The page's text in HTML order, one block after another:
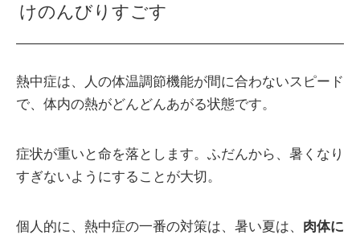
けのんびりすごす
熱中症は、人の体温調節機能が間に合わないスピード
で、体内の熱がどんどんあがる状態です。
症状が重いと命を落とします。ふだんから、暑くなり
すぎないようにすることが大切。
個人的に、熱中症の一番の対策は、暑い夏は、 肉体に